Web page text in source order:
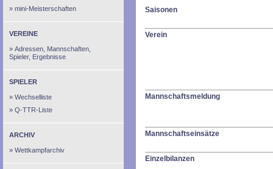
mini-Meisterschaften
VEREINE
Adressen, Mannschaften,
Spieler, Ergebnisse
SPIELER
Wechselliste
Q-TTR-Liste
ARCHIV
Wettkampfarchiv
Saisonen
Verein
Mannschaftsmeldung
Mannschaftseinsätze
Einzelbilanzen